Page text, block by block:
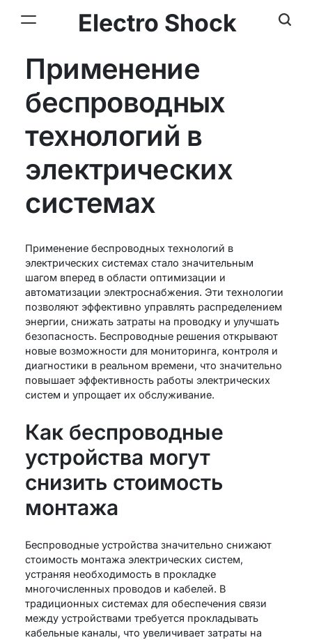
Electro Shock
Применение
беспроводных
технологий в
электрических
системах
Применение беспроводных технологий в
электрических системах стало значительным
шагом вперед в области оптимизации и
автоматизации электроснабжения. Эти технологии
позволяют эффективно управлять распределением
энергии, снижать затраты на проводку и улучшать
безопасность. Беспроводные решения открывают
новые возможности для мониторинга, контроля и
диагностики в реальном времени, что значительно
повышает эффективность работы электрических
систем и упрощает их обслуживание.
Как беспроводные
устройства могут
снизить стоимость
монтажа
Беспроводные устройства значительно снижают
стоимость монтажа электрических систем,
устраняя необходимость в прокладке
многочисленных проводов и кабелей. В
традиционных системах для обеспечения связи
между устройствами требуется прокладывать
кабельные каналы, что увеличивает затраты на